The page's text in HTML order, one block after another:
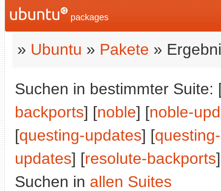
packages
» Ubuntu » Pakete »
Suchen in bestimmter Suite:
backports] [noble] [noble-
[questing-updates] [
updates] [resolute-backports
Suchen in allen Suites